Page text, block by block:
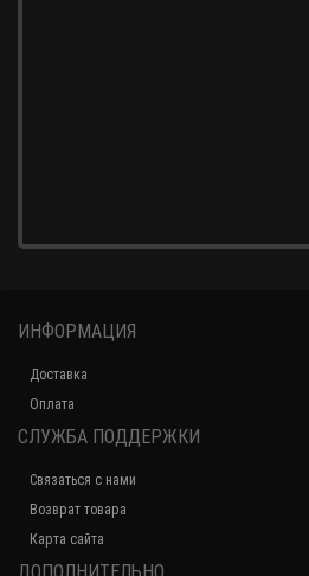
ИНФОРМАЦИЯ
Доставка
Оплата
СЛУЖБА ПОДДЕРЖКИ
Связаться с нами
Возврат товара
Карта сайта